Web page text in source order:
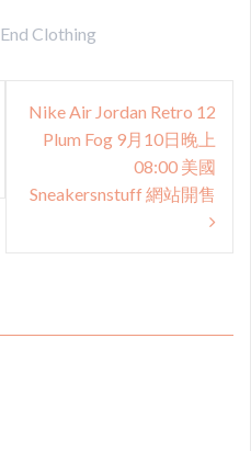
End Clothing
Nike Air Jordan Retro 12
Plum Fog 9月10日晚上
08:00 美國
Sneakersnstuff 網站開售